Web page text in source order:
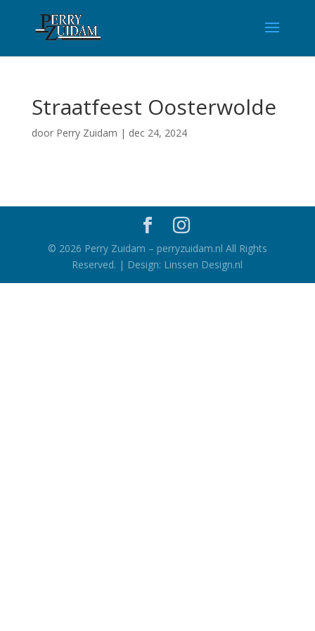
Straatfeest Oosterwolde
door Perry Zuidam | dec 24, 2024
© 2026 Perry Zuidam – perryzuidam.nl All Rights
Reserved. | Design: Linssen Design.nl